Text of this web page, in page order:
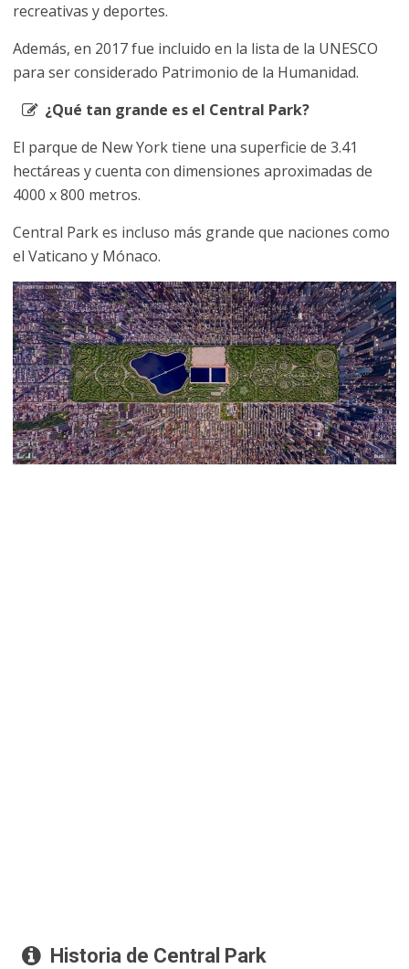
recreativas y deportes.
Además, en 2017 fue incluido en la lista de la UNESCO
para ser considerado Patrimonio de la Humanidad.
¿Qué tan grande es el Central Park?
El parque de New York tiene una superficie de 3.41
hectáreas y cuenta con dimensiones aproximadas de
4000 x 800 metros.
Central Park es incluso más grande que naciones como
el Vaticano y Mónaco.
Historia de Central Park